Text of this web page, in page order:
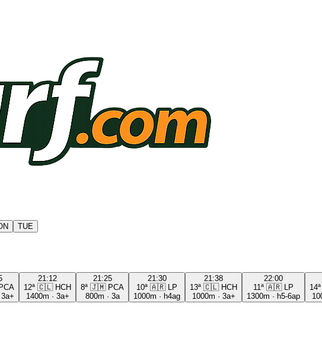
TUE
PCA
3a+
21:12
12ª 🇨🇱 HCH
1400m · 3a+
21:25
8ª 🇯🇲 PCA
800m · 3a
21:30
10ª 🇦🇷
LP
1000m · h4ag
21:38
13ª 🇨🇱 HCH
1000m · 3a+
22:00
11ª 🇦🇷
LP
1300m · h5-6ap
14ª